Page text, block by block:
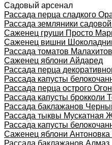
Садовый арсенал
Рассада перца сладкого
Рассада земляники
Саженец груши Просто
Саженец вишни
Рассада томатов
Саженец яблони Айдаред
Рассада перца
Рассада капусты
Рассада перца острого
Рассада капусты брокколи
Рассада баклажанов
Рассада тыквы Мускатная
Рассада капусты
Саженец яблони
Рассада баклажанов Алмаз